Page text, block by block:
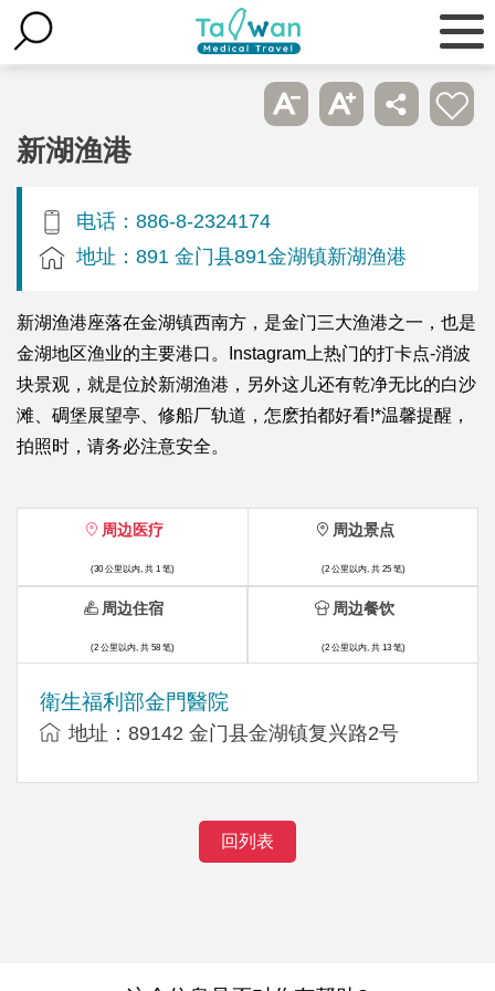
新湖渔港
电话：886-8-2324174
地址：891 金门县891金湖镇新湖渔港
新湖渔港座落在金湖镇西南方，是金门三大渔港之一，也是
金湖地区渔业的主要港口。Instagram上热门的打卡点-消波
块景观，就是位於新湖渔港，另外这儿还有乾净无比的白沙
滩、碉堡展望亭、修船厂轨道，怎麽拍都好看!*温馨提醒，
拍照时，请务必注意安全。
周边医疗
(30 公里以内, 共 1 笔)
衛生福利部金門醫院
地址：89142 金门县金湖镇复兴路2号
周边景点
(2 公里以内, 共 25 笔)
周边住宿
(2 公里以内, 共 58 笔)
周边餐饮
(2 公里以内, 共 13 笔)
回列表